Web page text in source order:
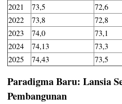
2021 73,5
72,6
2022
73,8
72,8
2023
74,0
73,1
2024
74,13
73,3
2025
74,43 73,5
Paradigma Baru: Lansia
Pembangunan